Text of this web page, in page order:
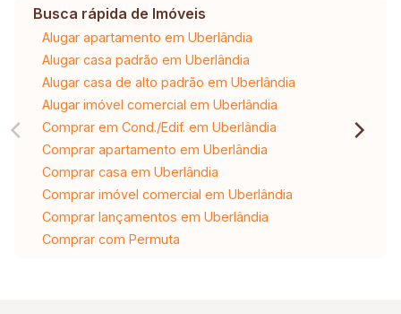
Busca rápida de Imóveis
Alugar apartamento em Uberlândia
Alugar casa padrão em Uberlândia
Alugar casa de alto padrão em Uberlândia
Alugar imóvel comercial em Uberlândia
Comprar em Cond./Edif. em Uberlândia
Comprar apartamento em Uberlândia
Comprar casa em Uberlândia
Comprar imóvel comercial em Uberlândia
Comprar lançamentos em Uberlândia
Comprar com Permuta